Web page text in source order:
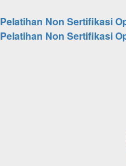
Pelatihan Non Sertifikasi
Pelatihan Non Sertifikasi